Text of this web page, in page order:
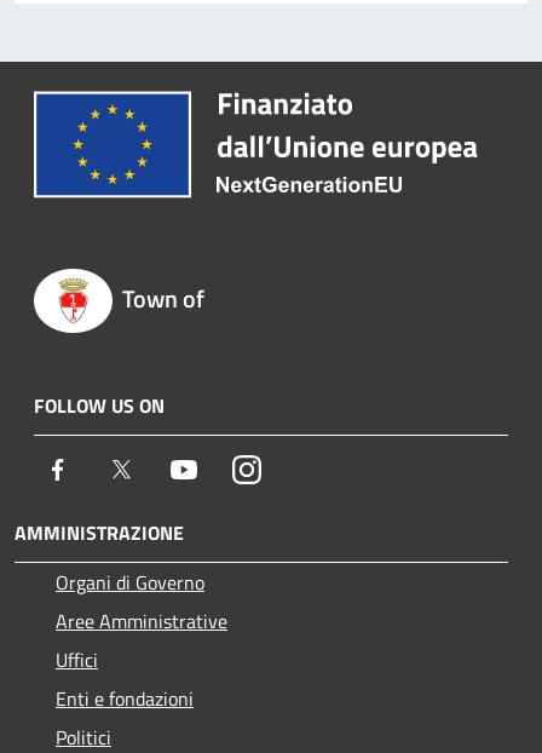
Town of
FOLLOW US ON
Facebook Twitter YoutubeInstagram
AMMINISTRAZIONE
Organi di Governo
Aree Amministrative
Uffici
Enti e fondazioni
Politici